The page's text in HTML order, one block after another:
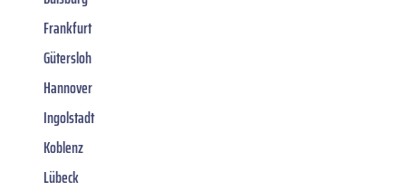
Frankfurt
Gütersloh
Hannover
Ingolstadt
Koblenz
Lübeck